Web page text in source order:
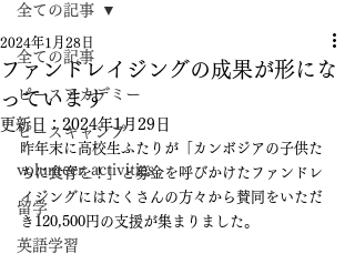
全ての記事
ピースアカデミー
ピースキャンプ
volunteer_activities
留学
英語学習
全ての記事
ファンドレイジングの成果が形にな
っています
2024年1月28日
更新日： 2024年1月29日
昨年末に高校生ふたりが「カンボジアの子供た
ちに食育を！」と募金を呼びかけたファンドレ
イジングにはたくさんの方々から賛同をいただ
き120,500円の支援が集まりました。